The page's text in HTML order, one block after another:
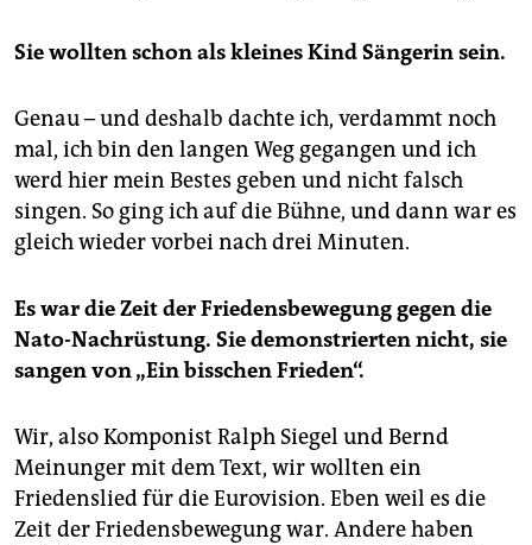
Sie wollten schon als kleines Kind Sängerin sein.
Genau – und deshalb dachte ich, verdammt noch
mal, ich bin den langen Weg gegangen und ich
werd hier mein Bestes geben und nicht falsch
singen. So ging ich auf die Bühne, und dann war es
gleich wieder vorbei nach drei Minuten.
Es war die Zeit der Friedensbewegung gegen die
Nato-Nachrüstung. Sie demonstrierten nicht, sie
sangen von „Ein bisschen Frieden“.
Wir, also Komponist Ralph Siegel und Bernd
Meinunger mit dem Text, wir wollten ein
Friedenslied für die Eurovision. Eben weil es die
Zeit der Friedensbewegung war. Andere haben